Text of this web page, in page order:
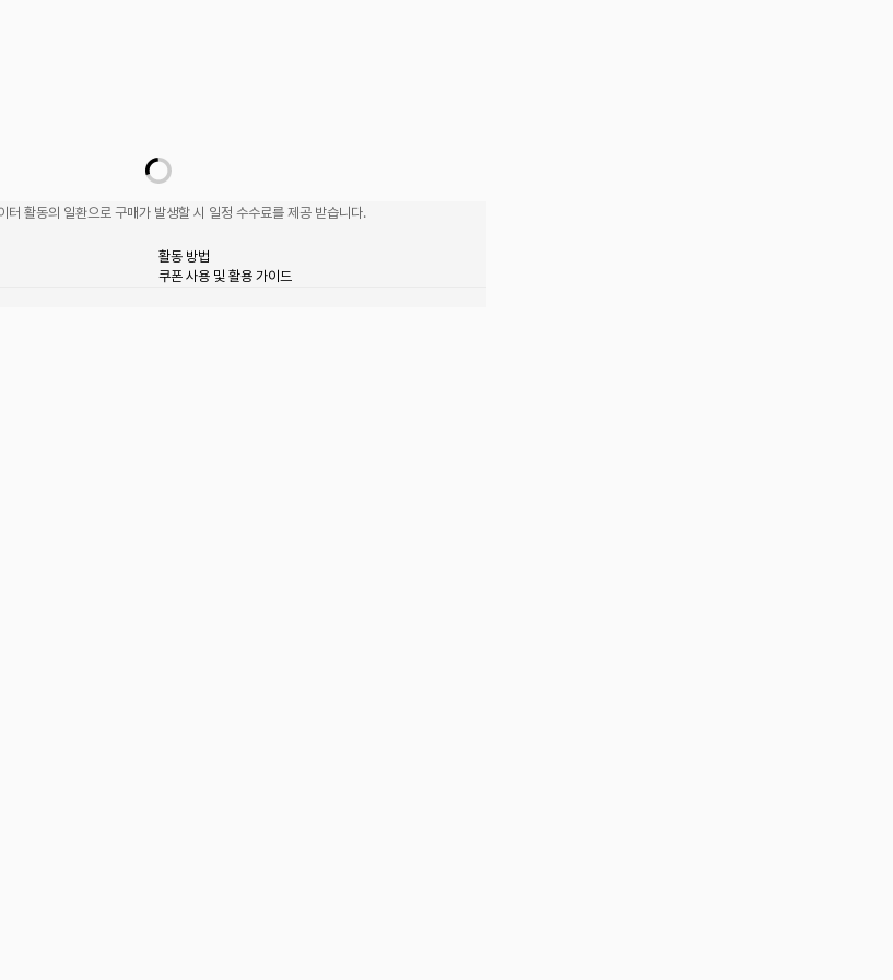
터 활동의 일환으로 구매가 발생할 시 일정 수수료를 제공 받습니다.
활동 방법
쿠폰 사용 및 활용 가이드